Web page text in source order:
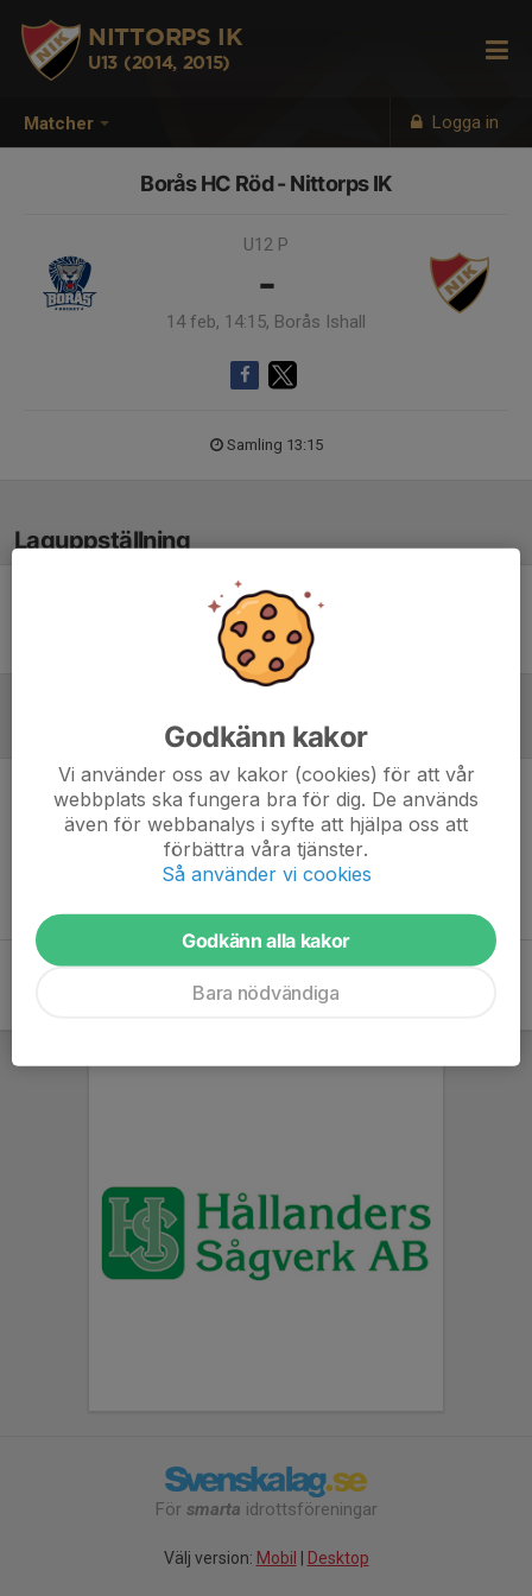
Matcher Logga in
NITTORPS IK
U13 (2014, 2015)
Borås HC Röd - Nittorps IK
U12 P
-
14 feb, 14:15, Borås Ishall
Samling 13:15
Laguppställning
Ingen uppställning ifylld
Inget referat skrivet
För smarta idrottsföreningar
Välj version: Mobil Desktop
Godkänn kakor
Vi använder oss av kakor (cookies) för att vår
webbplats ska fungera bra för dig. De används
även för webbanalys i syfte att hjälpa oss att
förbättra våra tjänster.
Så använder vi cookies
Godkänn alla kakor
Bara nödvändiga